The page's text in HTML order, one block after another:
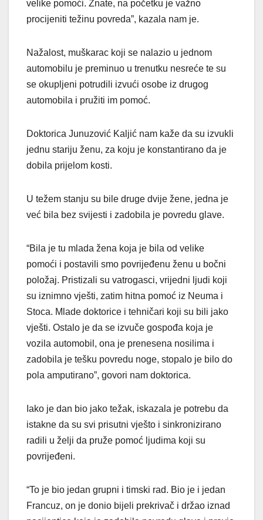
velike pomoći. Znate, na početku je važno
procijeniti težinu povreda”, kazala nam je.
Nažalost, muškarac koji se nalazio u jednom
automobilu je preminuo u trenutku nesreće te su
se okupljeni potrudili izvući osobe iz drugog
automobila i pružiti im pomoć.
Doktorica Junuzović Kaljić nam kaže da su izvukli
jednu stariju ženu, za koju je konstantirano da je
dobila prijelom kosti.
U težem stanju su bile druge dvije žene, jedna je
već bila bez svijesti i zadobila je povredu glave.
“Bila je tu mlada žena koja je bila od velike
pomoći i postavili smo povrijeđenu ženu u bočni
položaj. Pristizali su vatrogasci, vrijedni ljudi koji
su iznimno vješti, zatim hitna pomoć iz Neuma i
Stoca. Mlade doktorice i tehničari koji su bili jako
vješti. Ostalo je da se izvuče gospođa koja je
vozila automobil, ona je prenesena nosilima i
zadobila je tešku povredu noge, stopalo je bilo do
pola amputirano”, govori nam doktorica.
Iako je dan bio jako težak, iskazala je potrebu da
istakne da su svi prisutni vješto i sinkronizirano
radili u želji da pruže pomoć ljudima koji su
povrijeđeni.
“To je bio jedan grupni i timski rad. Bio je i jedan
Francuz, on je donio bijeli prekrivač i držao iznad